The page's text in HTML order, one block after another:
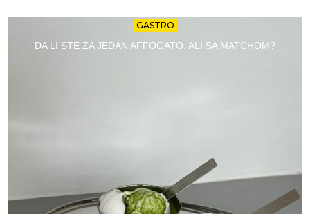
GASTRO
DA LI STE ZA JEDAN AFFOGATO, ALI SA MATCHOM?